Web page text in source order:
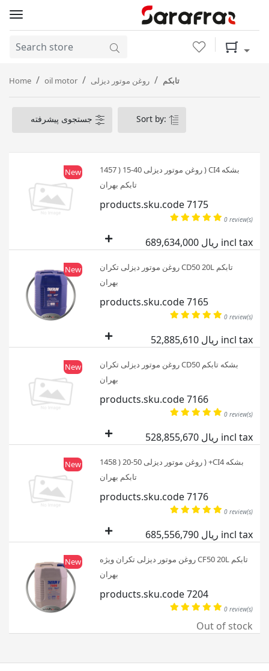
Wishlist
Home oil motor روغن موتور دیزلی تابکم
Sort by:
New
روغن موتور دیزلی 40-15 ( 1457 ) CI4 بشکه
تابکم بهران
products.sku.code 7175
0 review(s)
689,634,000 ریال incl tax
New
روغن موتور دیزلی تکران CD50 20L تابکم
بهران
products.sku.code 7165
0 review(s)
52,885,610 ریال incl tax
New
روغن موتور دیزلی تکران CD50 بشکه تابکم
بهران
products.sku.code 7166
0 review(s)
528,855,670 ریال incl tax
New
روغن موتور دیزلی 50-20 ( 1458 ) +CI4 بشکه
تابکم بهران
products.sku.code 7176
0 review(s)
685,556,790 ریال incl tax
New
روغن موتور دیزلی تکران ویژه CF50 20L تابکم
بهران
products.sku.code 7204
0 review(s)
Out of stock